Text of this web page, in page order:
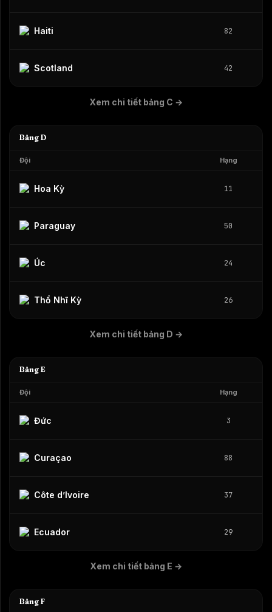
Haiti 82
Scotland 42
Xem chi tiết bảng C →
Bảng D
Đội Hạng
Hoa Kỳ 11
Paraguay 50
Úc 24
Thổ Nhĩ Kỳ 26
Xem chi tiết bảng D →
Bảng E
Đội Hạng
Đức 3
Curaçao 88
Côte d’Ivoire 37
Ecuador 29
Xem chi tiết bảng E →
Bảng F